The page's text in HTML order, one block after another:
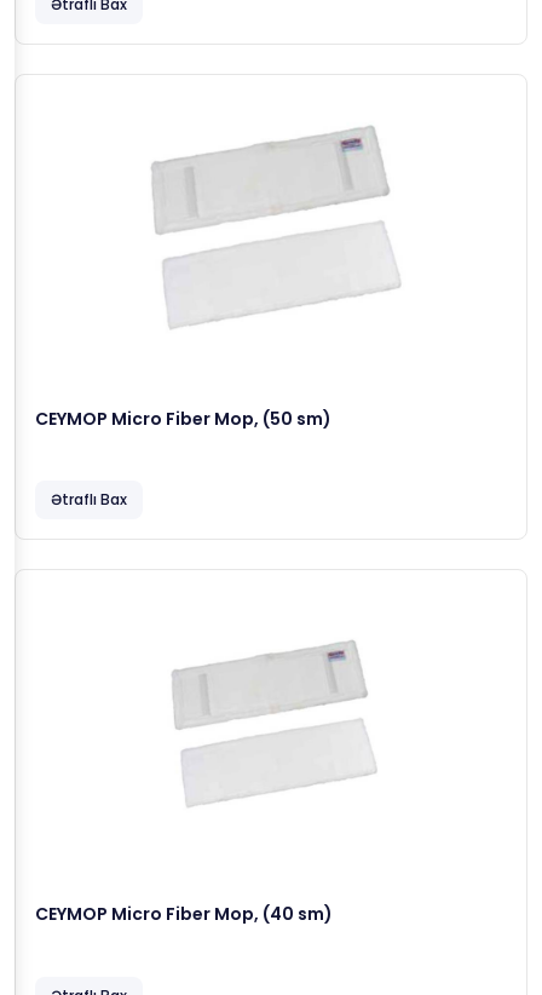
Ətraflı Bax
CEYMOP Micro Fiber Mop, (50 sm)
Ətraflı Bax
CEYMOP Micro Fiber Mop, (40 sm)